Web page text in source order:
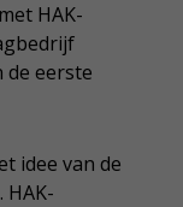
HAK-
de eerste
idee van de